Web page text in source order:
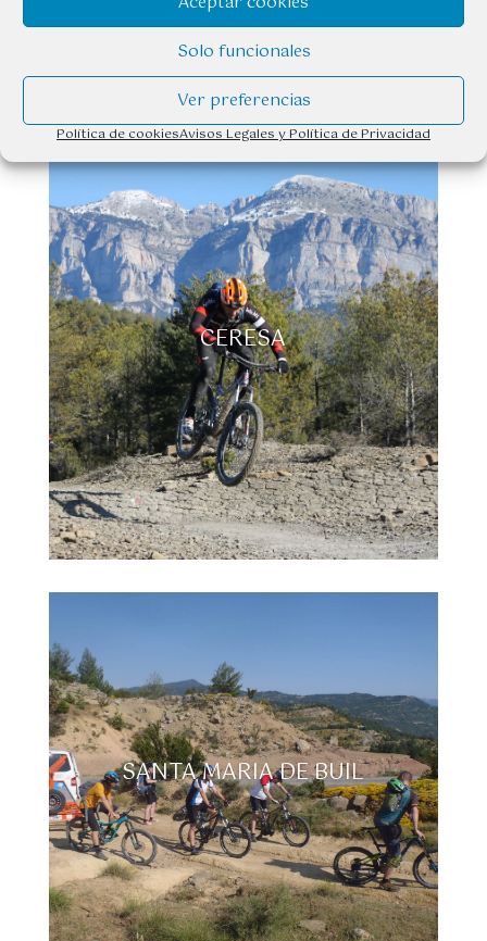
Solo funcionales
Ver preferencias
Política de cookiesAvisos Legales y Política de Privacidad
CERESA
SANTA MARIA DE BUIL